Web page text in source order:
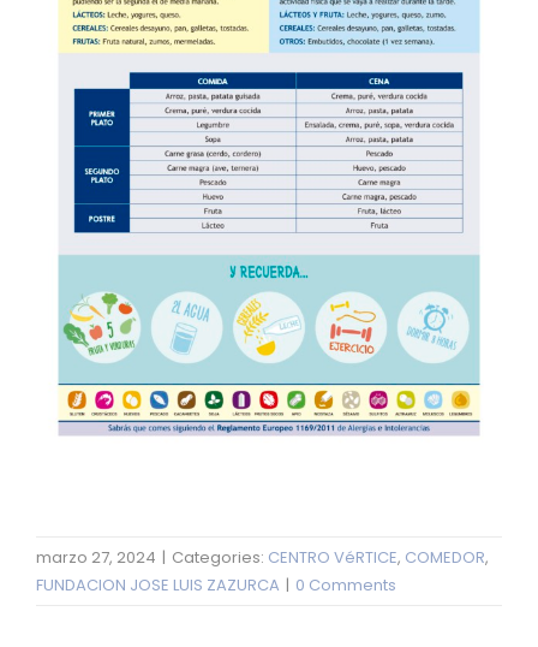
marzo 27, 2024 | Categories: CENTRO VéRTICE, COMEDOR,
FUNDACION JOSE LUIS ZAZURCA | 0 Comments